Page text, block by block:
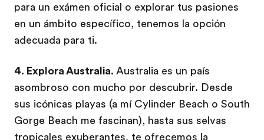
para un exámen oficial o explorar tus pasiones
en un ámbito específico, tenemos la opción
adecuada para ti.
4. Explora Australia. Australia es un país
asombroso con mucho por descubrir. Desde
sus icónicas playas (a mí Cylinder Beach o South
Gorge Beach me fascinan), hasta sus selvas
tropicales exuberantes, te ofrecemos la